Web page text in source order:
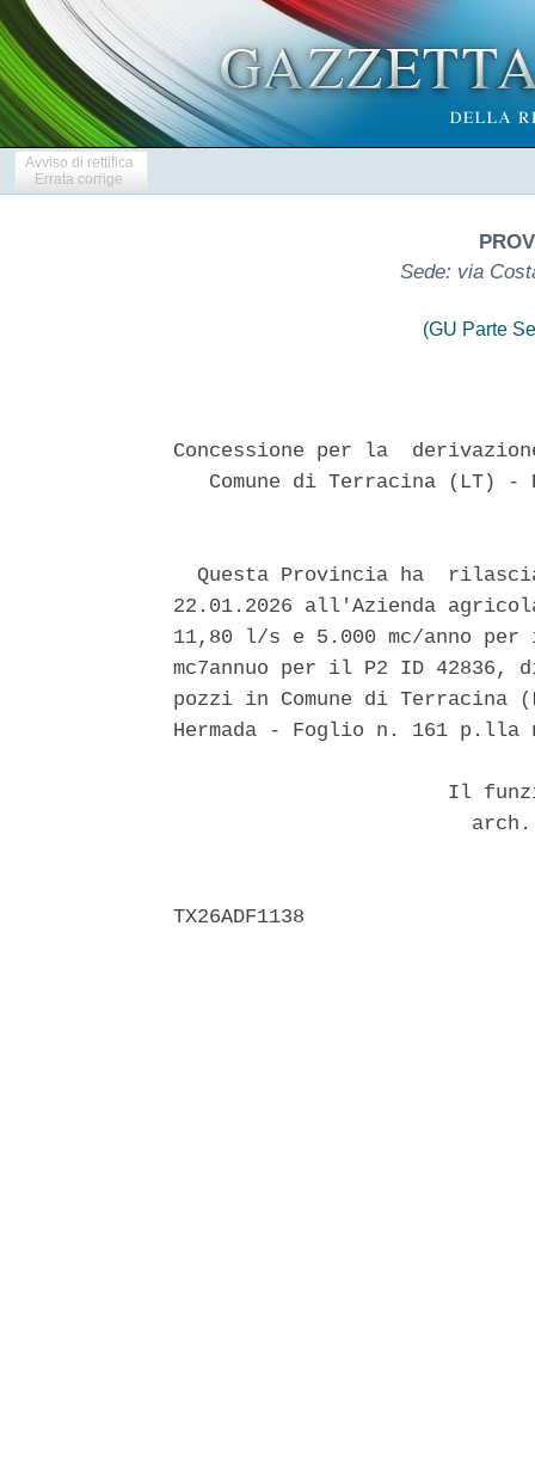
Avviso di rettifica
Errata corrige
Sede: via
(GU Parte
Concessione per la
Comune di Terracina (LT)
Questa Provincia ha
22.01.2026 all'Azienda
11,80 l/s e 5.000 mc/anno
mc7annuo per il P2 ID 42836,
pozzi in Comune di
Hermada - Foglio n. 161
Il